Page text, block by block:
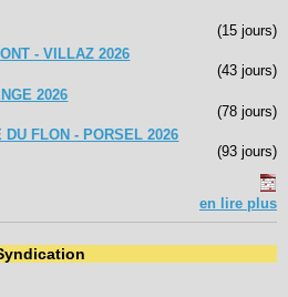
(15 jours)
- VILLAZ 2026
(43 jours)
2026
(78 jours)
FLON - PORSEL 2026
(93 jours)
en lire plus